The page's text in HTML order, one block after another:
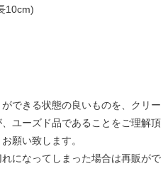
10cm)
できる状態の良いものを、クリー
ユーズド品であることをご理解頂
願い致します。
になってしまった場合は再販がで